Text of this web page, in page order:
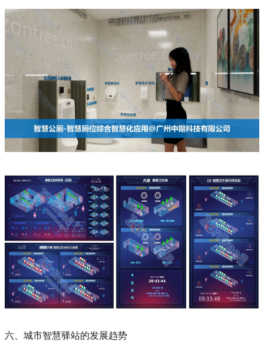
六、城市智慧驿站的发展趋势